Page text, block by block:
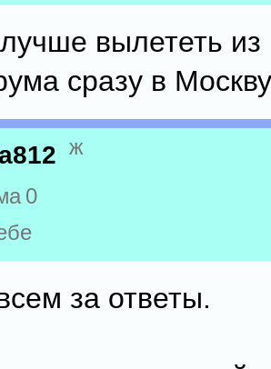
вылететь из
сразу в
ж
0
за ответы.